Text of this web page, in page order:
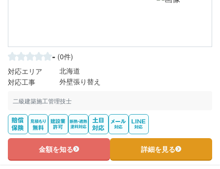
- (0件)
対応エリア
北海道
対応工事
外壁張り替え
二級建築施工管理技士
金額を知る 詳細を見る